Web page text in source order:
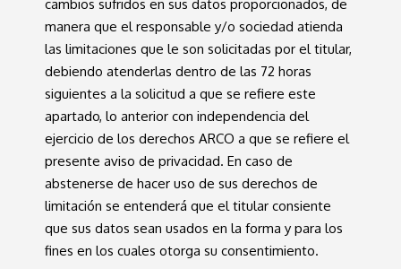
cambios sufridos en sus datos proporcionados, de
manera que el responsable y/o sociedad atienda
las limitaciones que le son solicitadas por el titular,
debiendo atenderlas dentro de las 72 horas
siguientes a la solicitud a que se refiere este
apartado, lo anterior con independencia del
ejercicio de los derechos ARCO a que se refiere el
presente aviso de privacidad. En caso de
abstenerse de hacer uso de sus derechos de
limitación se entenderá que el titular consiente
que sus datos sean usados en la forma y para los
fines en los cuales otorga su consentimiento.